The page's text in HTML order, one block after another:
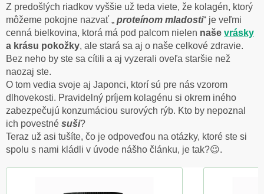
Z predošlých riadkov vyššie už teda viete, že kolagén, ktorý
môžeme pokojne nazvať „ proteínom mladosti“ je veľmi
cenná bielkovina, ktorá má pod palcom nielen naše vrásky
a krásu pokožky, ale stará sa aj o naše celkové zdravie.
Bez neho by ste sa cítili a aj vyzerali oveľa staršie než
naozaj ste.
O tom vedia svoje aj Japonci, ktorí sú pre nás vzorom
dlhovekosti. Pravidelný príjem kolagénu si okrem iného
zabezpečujú konzumáciou surových rýb. Kto by nepoznal
ich povestné suši?
Teraz už asi tušíte, čo je odpoveďou na otázky, ktoré ste si
spolu s nami kládli v úvode nášho článku, je tak?😉.